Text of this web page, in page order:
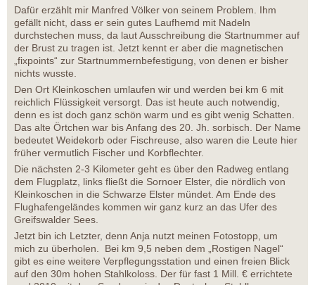
Dafür erzählt mir Manfred Völker von seinem Problem. Ihm
gefällt nicht, dass er sein gutes Laufhemd mit Nadeln
durchstechen muss, da laut Ausschreibung die Startnummer auf
der Brust zu tragen ist. Jetzt kennt er aber die magnetischen
„fixpoints“ zur Startnummernbefestigung, von denen er bisher
nichts wusste.
Den Ort Kleinkoschen umlaufen wir und werden bei km 6 mit
reichlich Flüssigkeit versorgt. Das ist heute auch notwendig,
denn es ist doch ganz schön warm und es gibt wenig Schatten.
Das alte Örtchen war bis Anfang des 20. Jh. sorbisch. Der Name
bedeutet Weidekorb oder Fischreuse, also waren die Leute hier
früher vermutlich Fischer und Korbflechter.
Die nächsten 2-3 Kilometer geht es über den Radweg entlang
dem Flugplatz, links fließt die Sornoer Elster, die nördlich von
Kleinkoschen in die Schwarze Elster mündet. Am Ende des
Flughafengeländes kommen wir ganz kurz an das Ufer des
Greifswalder Sees.
Jetzt bin ich Letzter, denn Anja nutzt meinen Fotostopp, um
mich zu überholen. Bei km 9,5 neben dem „Rostigen Nagel“
gibt es eine weitere Verpflegungsstation und einen freien Blick
auf den 30m hohen Stahlkoloss. Der für fast 1 Mill. € errichtete